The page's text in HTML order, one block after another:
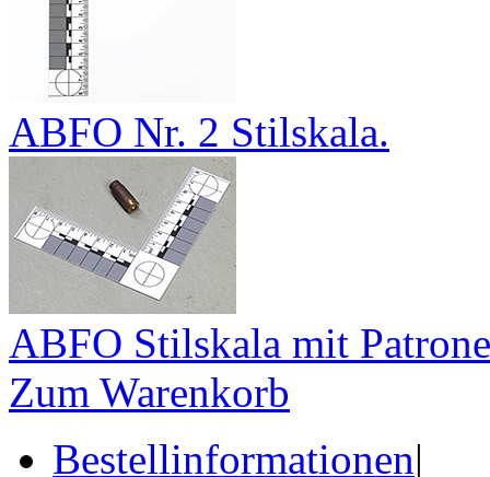
ABFO Nr. 2 Stilskala.
ABFO Stilskala mit
Zum Warenkorb
Bestellinformationen|